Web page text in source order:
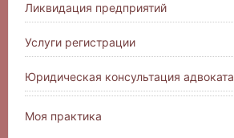
Ликвидация предприятий
Услуги регистрации
Юридическая консультация адвоката
Моя практика